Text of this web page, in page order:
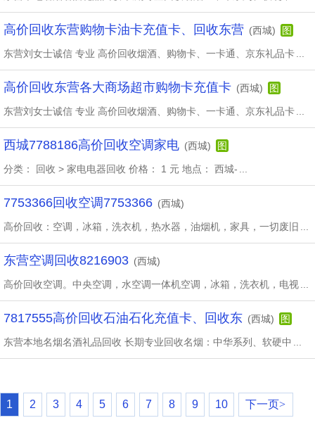
高价回收东营购物卡油卡充值卡、回收东营 (西城) 图
东营刘女士诚信 专业 高价回收烟酒、购物卡、一卡通、京东礼品卡
高价回收东营各大商场超市购物卡充值卡 (西城) 图
东营刘女士诚信 专业 高价回收烟酒、购物卡、一卡通、京东礼品卡
西城7788186高价回收空调家电 (西城) 图
分类： 回收 > 家电电器回收 价格： 1 元 地点： 西城-
7753366回收空调7753366 (西城)
高价回收：空调，冰箱，洗衣机，热水器，油烟机，家具，一切废旧
东营空调回收8216903 (西城)
高价回收空调。中央空调，水空调一体机空调，冰箱，洗衣机，电视
7817555高价回收石油石化充值卡、回收东 (西城) 图
东营本地名烟名酒礼品回收 长期专业回收名烟：中华系列、软硬中
1 2 3 4 5 6 7 8 9 10 下一页>